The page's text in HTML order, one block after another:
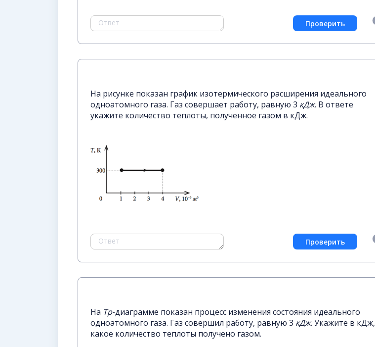
На рисунке показан график изотермического расширения идеального
одноатомного газа. Газ совершает работу, равную 3 кДж. В ответе
укажите количество теплоты, полученное газом в кДж.
На Тр-диаграмме показан процесс изменения состояния идеального
одноатомного газа. Газ совершил работу, равную 3 кДж. Укажите в кДж,
какое количество теплоты получено газом.